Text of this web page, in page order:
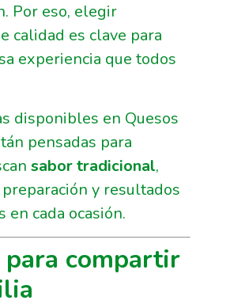
Por eso, elegir
calidad es clave para
experiencia que todos
disponibles en Quesos
pensadas para
sabor tradicional,
y resultados
en cada ocasión.
para compartir